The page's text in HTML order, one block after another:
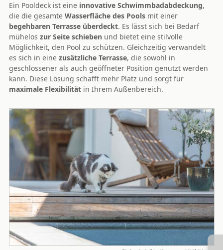
Ein Pooldeck ist eine innovative Schwimmbadabdeckung,
die die gesamte Wasserfläche des Poolsmit einer
begehbaren Terrasse überdeckt. Es lässt sich bei Bedarf
mühelos zur Seite schieben und bietet eine stilvolle
Möglichkeit, den Pool zu schützen. Gleichzeitig verwandelt
es sich in eine zusätzliche Terrasse, die sowohl in
geschlossener als auch geöffneter Position genutzt werden
kann. Diese Lösung schafft mehr Platz und sorgt für
maximale Flexibilitätin Ihrem Außenbereich.